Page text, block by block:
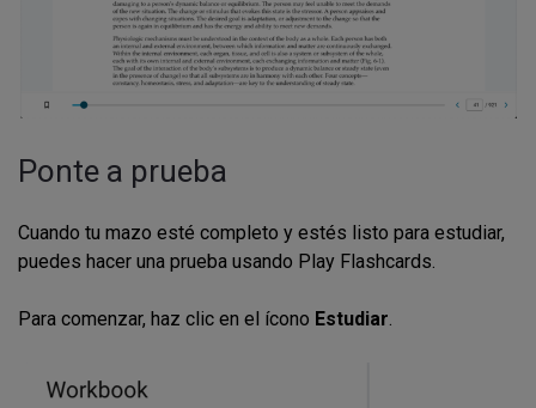
Ponte a prueba
Cuando tu mazo esté completo y estés listo para estudiar,
puedes hacer una prueba usando Play Flashcards.
Para comenzar, haz clic en el ícono Estudiar